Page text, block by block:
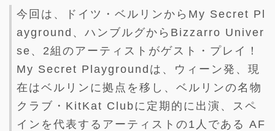
今回は、ドイツ・ベルリンからMy Secret Pl
ayground、ハンブルグからBizzarro Univer
se、2組のアーティストがゲスト・プレイ！
My Secret Playgroundは、ウィーン発、現
在はベルリンに拠点を移し、ベルリンの名物
クラブ・KitKat Clubに定期的に出演、スペ
インを代表するアーティストの1人である AF